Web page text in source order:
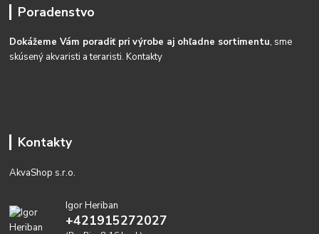
Poradenstvo
Dokážeme Vám poradiť pri výrobe aj ohľadne sortimentu, sme
skúsený akvaristi a teraristi.Kontakty
Kontakty
AkvaShop s.r.o.
Igor Heriban
+421915272027